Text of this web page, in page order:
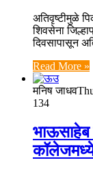
अतिवृष्टीमुळे
शिवसेना
दिवसापासून
Read More »
मनिष जाधव
134
भाऊसाहेब
कॉलेजमध्ये